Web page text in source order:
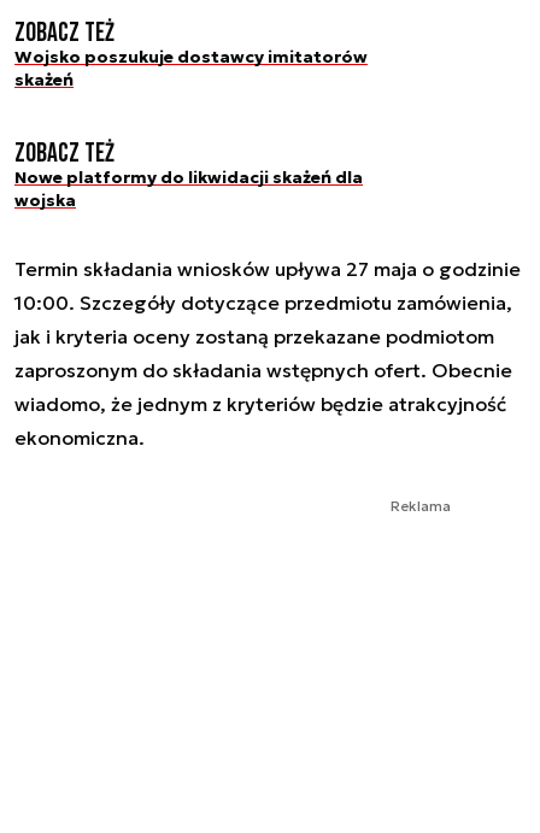
Zobacz też
Wojsko poszukuje dostawcy imitatorów
skażeń
Zobacz też
Nowe platformy do likwidacji skażeń dla
wojska
Termin składania wniosków upływa 27 maja o godzinie
10:00. Szczegóły dotyczące przedmiotu zamówienia,
jak i kryteria oceny zostaną przekazane podmiotom
zaproszonym do składania wstępnych ofert. Obecnie
wiadomo, że jednym z kryteriów będzie atrakcyjność
ekonomiczna.
Reklama